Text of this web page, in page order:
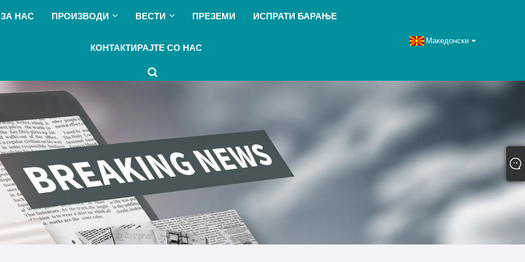
ЗА НАС ПРОИЗВОДИ ВЕСТИ ПРЕЗЕМИ ИСПРАТИ БАРАЊЕ
КОНТАКТИРАЈТЕ СО НАС
Македонски